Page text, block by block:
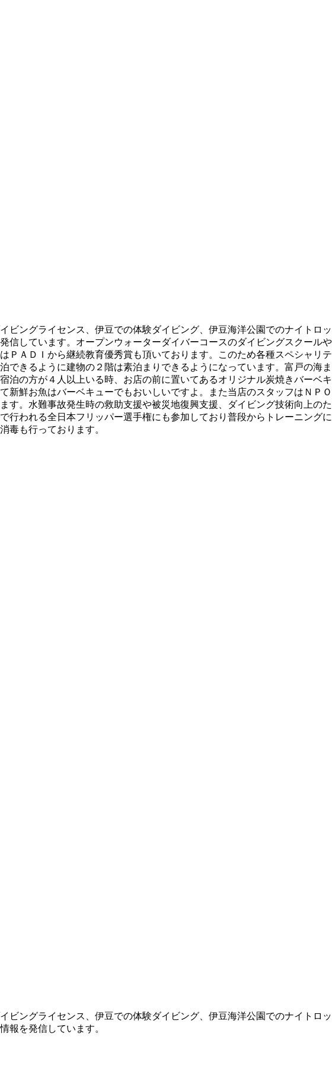
ングライセンス、伊豆での体験ダイビング、伊豆海洋公園でのナイトロッ
信しています。オープンウォーターダイバーコースのダイビングスクールや
ＰＡＤＩから継続教育優秀賞も頂いております。このため各種スペシャリテ
きるように建物の２階は素泊まりできるようになっています。富戸の海ま
の方が４人以上いる時、お店の前に置いてあるオリジナル炭焼きバーベキ
鮮お魚はバーベキューでもおいしいですよ。また当店のスタッフはＮＰＯ
。水難事故発生時の救助支援や被災地復興支援、ダイビング技術向上のた
われる全日本フリッパー選手権にも参加しており普段からトレーニングに
毒も行っております。
ングライセンス、伊豆での体験ダイビング、伊豆海洋公園でのナイトロッ
報を発信しています。